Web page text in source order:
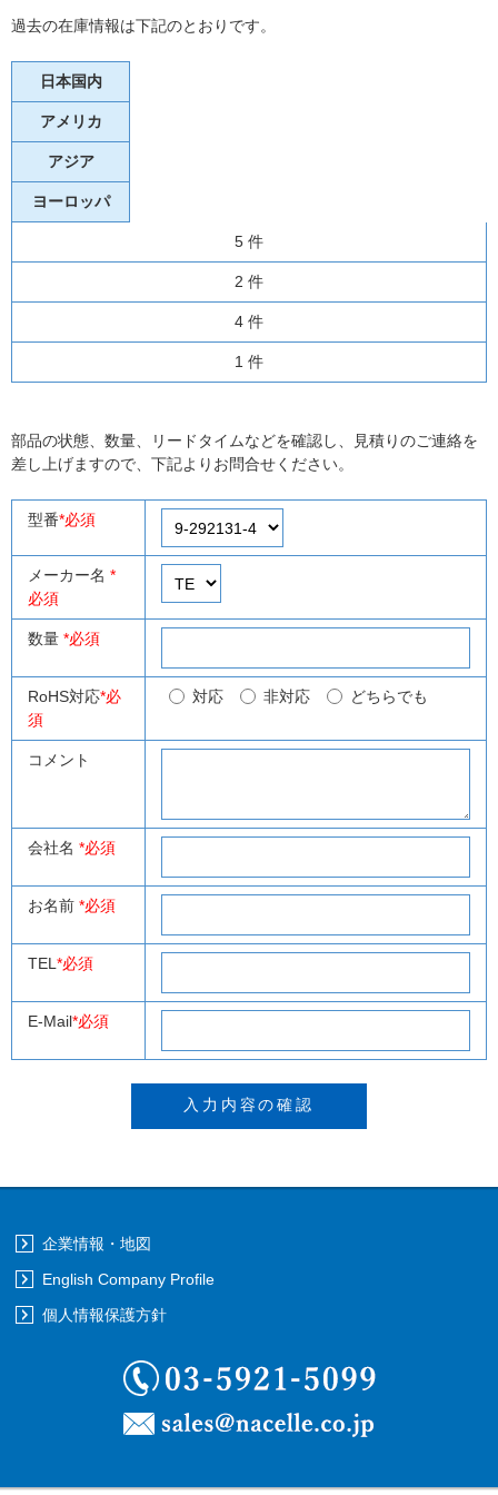
過去の在庫情報は下記のとおりです。
日本国内
アメリカ
アジア
ヨーロッパ
5 件
2 件
4 件
1 件
部品の状態、数量、リードタイムなどを確認し、見積りのご連絡を
差し上げますので、下記よりお問合せください。
型番*必須
メーカー名 *
必須
数量 *必須
RoHS対応*必
須
対応 非対応 どちらでも
コメント
会社名 *必須
お名前 *必須
TEL *必須
E-Mail*必須
企業情報・地図
English Company Profile
個人情報保護方針